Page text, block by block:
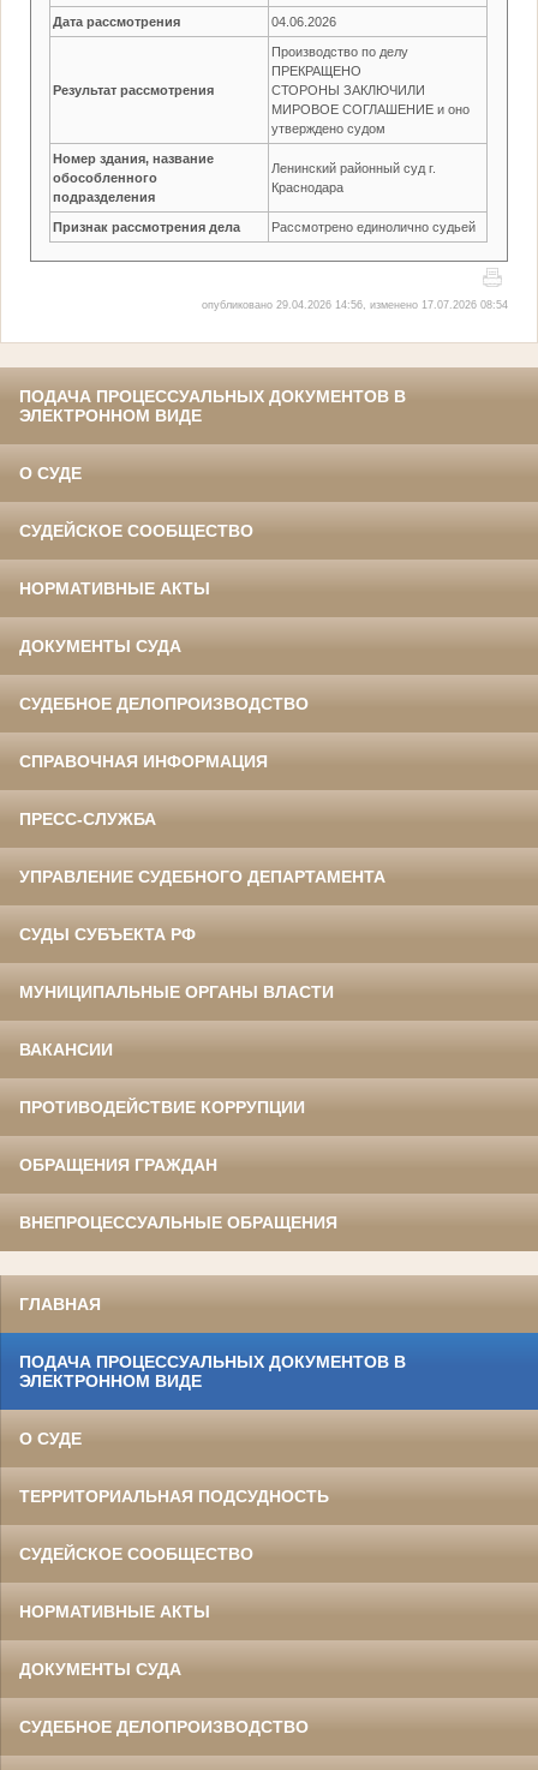
Дата рассмотрения 04.06.2026
Результат рассмотрения
Производство по делу
ПРЕКРАЩЕНО
СТОРОНЫ ЗАКЛЮЧИЛИ
МИРОВОЕ СОГЛАШЕНИЕ и оно
утверждено судом
Номер здания, название
обособленного
подразделения
Ленинский районный суд г.
Краснодара
Признак рассмотрения дела Рассмотрено единолично судьей
опубликовано 29.04.2026 14:56, изменено 17.07.2026 08:54
ПОДАЧА ПРОЦЕССУАЛЬНЫХ ДОКУМЕНТОВ В
ЭЛЕКТРОННОМ ВИДЕ
О СУДЕ
СУДЕЙСКОЕ СООБЩЕСТВО
НОРМАТИВНЫЕ АКТЫ
ДОКУМЕНТЫ СУДА
СУДЕБНОЕ ДЕЛОПРОИЗВОДСТВО
СПРАВОЧНАЯ ИНФОРМАЦИЯ
ПРЕСС-СЛУЖБА
УПРАВЛЕНИЕ СУДЕБНОГО ДЕПАРТАМЕНТА
СУДЫ СУБЪЕКТА РФ
МУНИЦИПАЛЬНЫЕ ОРГАНЫ ВЛАСТИ
ВАКАНСИИ
ПРОТИВОДЕЙСТВИЕ КОРРУПЦИИ
ОБРАЩЕНИЯ ГРАЖДАН
ВНЕПРОЦЕССУАЛЬНЫЕ ОБРАЩЕНИЯ
ГЛАВНАЯ
ПОДАЧА ПРОЦЕССУАЛЬНЫХ ДОКУМЕНТОВ В
ЭЛЕКТРОННОМ ВИДЕ
О СУДЕ
ТЕРРИТОРИАЛЬНАЯ ПОДСУДНОСТЬ
СУДЕЙСКОЕ СООБЩЕСТВО
НОРМАТИВНЫЕ АКТЫ
ДОКУМЕНТЫ СУДА
СУДЕБНОЕ ДЕЛОПРОИЗВОДСТВО